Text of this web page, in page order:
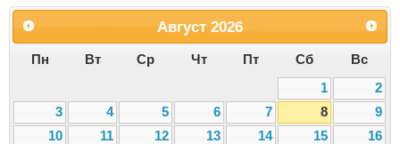
Август 2026
Пн Вт Ср Чт Пт Сб
Вс
1
2
3
4 5 6 7 8
9
10
11 12 13 14 15
16